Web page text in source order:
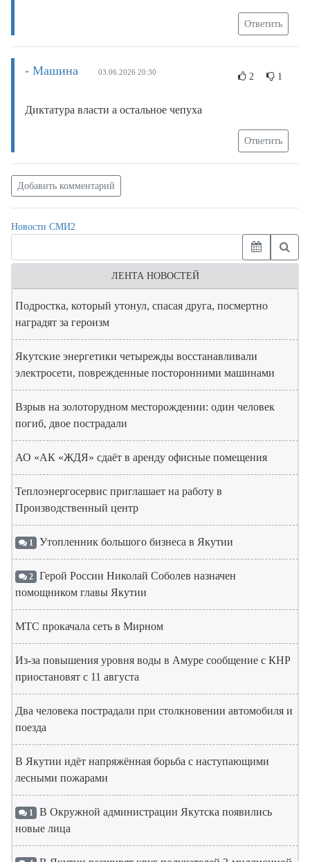
Ответить
- Машина 03.06.2026 20:30 2 1
Диктатура власти а остальное чепуха
Ответить
Добавить комментарий
Новости СМИ2
ЛЕНТА НОВОСТЕЙ
Подростка, который утонул, спасая друга, посмертно
наградят за героизм
Якутские энергетики четырежды восстанавливали
электросети, поврежденные посторонними машинами
Взрыв на золоторудном месторождении: один человек
погиб, двое пострадали
АО «АК «ЖДЯ» сдаёт в аренду офисные помещения
Теплоэнергосервис приглашает на работу в
Производственный центр
1 Утопленник большого бизнеса в Якутии
2 Герой России Николай Соболев назначен
помощником главы Якутии
МТС прокачала сеть в Мирном
Из-за повышения уровня воды в Амуре сообщение с КНР
приостановят с 11 августа
Два человека пострадали при столкновении автомобиля и
поезда
В Якутии идёт напряжённая борьба с наступающими
лесными пожарами
1 В Окружной администрации Якутска появились
новые лица